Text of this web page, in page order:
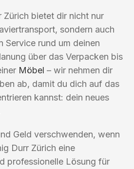
Zürich bietet dir nicht nur
sondern auch
Service rund um deinen
über das Verpacken bis
Möbel – wir nehmen dir
ab, damit du dich auf das
kannst: dein neues
Geld verschwenden, wenn
Durr Zürich eine
professionelle Lösung für